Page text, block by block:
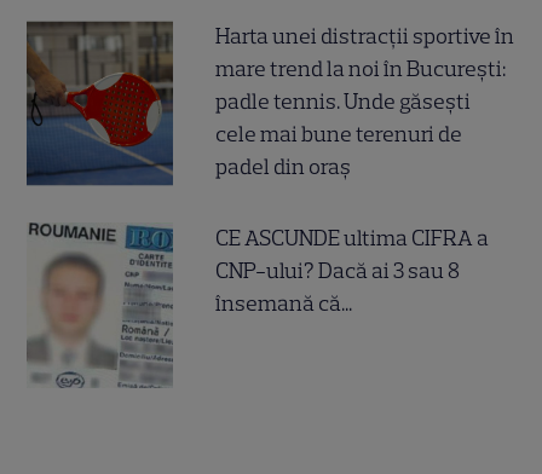
Harta unei distracții sportive în
mare trend la noi în București:
padle tennis. Unde găsești
cele mai bune terenuri de
padel din oraș
CE ASCUNDE ultima CIFRA a
CNP-ului? Dacă ai 3 sau 8
însemană că...